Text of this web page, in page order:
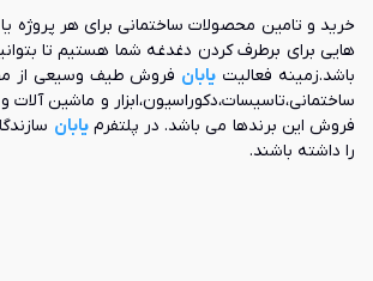
خرید و تامین محصولات ساختمانی برای هر پروژه
هایی برای برطرف کردن دغدغه شما هستیم تا
باشد.زمینه فعالیت یابان فروش طیف وسیعی از
ساختمانی،تاسیسات،دکوراسیون،ابزار و ماشین
فروش این برندها می باشد. در پلتفرمیابان
را داشته باشند.